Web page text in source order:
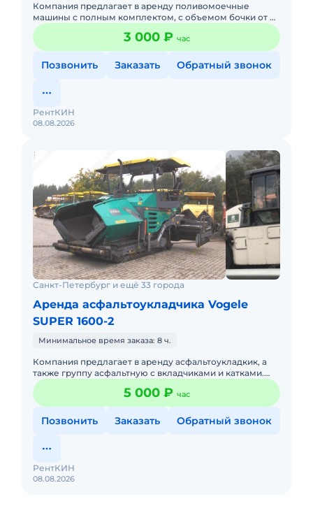
Компания предлагает в аренду поливомоечные
машины с полным комплектом, с объемом бочки от 4
м3 до 16м3 + щетка+отвал+шланги. Так же
осуществляем доставку технич
3 000 ₽ час
Позвонить Заказать Обратный звонок
08.08.2026
РентКИН
Санкт-Петербург и ещё 33 города
Аренда асфальтоукладчика Vogele
SUPER 1600-2
Минимальное время заказа: 8 ч.
Компания предлагает в аренду асфальтоукладкик, а
также группу асфальтную с вкладчиками и катками.
Порядок оплаты согласно договору. Наличный и
безналичный расче
5 000 ₽ час
Позвонить Заказать Обратный звонок
08.08.2026
РентКИН